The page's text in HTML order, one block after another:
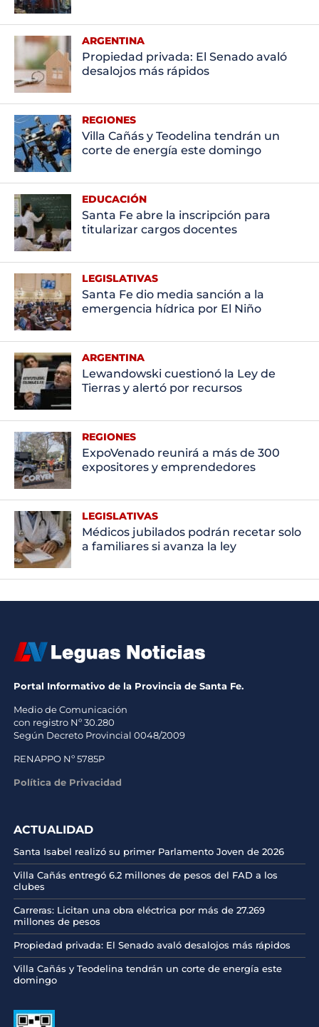
ARGENTINA
Propiedad privada: El Senado avaló
desalojos más rápidos
REGIONES
Villa Cañás y Teodelina tendrán un
corte de energía este domingo
EDUCACIÓN
Santa Fe abre la inscripción para
titularizar cargos docentes
LEGISLATIVAS
Santa Fe dio media sanción a la
emergencia hídrica por El Niño
ARGENTINA
Lewandowski cuestionó la Ley de
Tierras y alertó por recursos
REGIONES
ExpoVenado reunirá a más de 300
expositores y emprendedores
LEGISLATIVAS
Médicos jubilados podrán recetar solo
a familiares si avanza la ley
Portal Informativo de la Provincia de Santa Fe.
Medio de Comunicación
con registro Nº 30.280
Según Decreto Provincial 0048/2009
RENAPPO Nº 5785P
Política de Privacidad
ACTUALIDAD
Santa Isabel realizó su primer Parlamento Joven de 2026
Villa Cañás entregó 6.2 millones de pesos del FAD a los
clubes
Carreras: Licitan una obra eléctrica por más de 27.269
millones de pesos
Propiedad privada: El Senado avaló desalojos más rápidos
Villa Cañás y Teodelina tendrán un corte de energía este
domingo